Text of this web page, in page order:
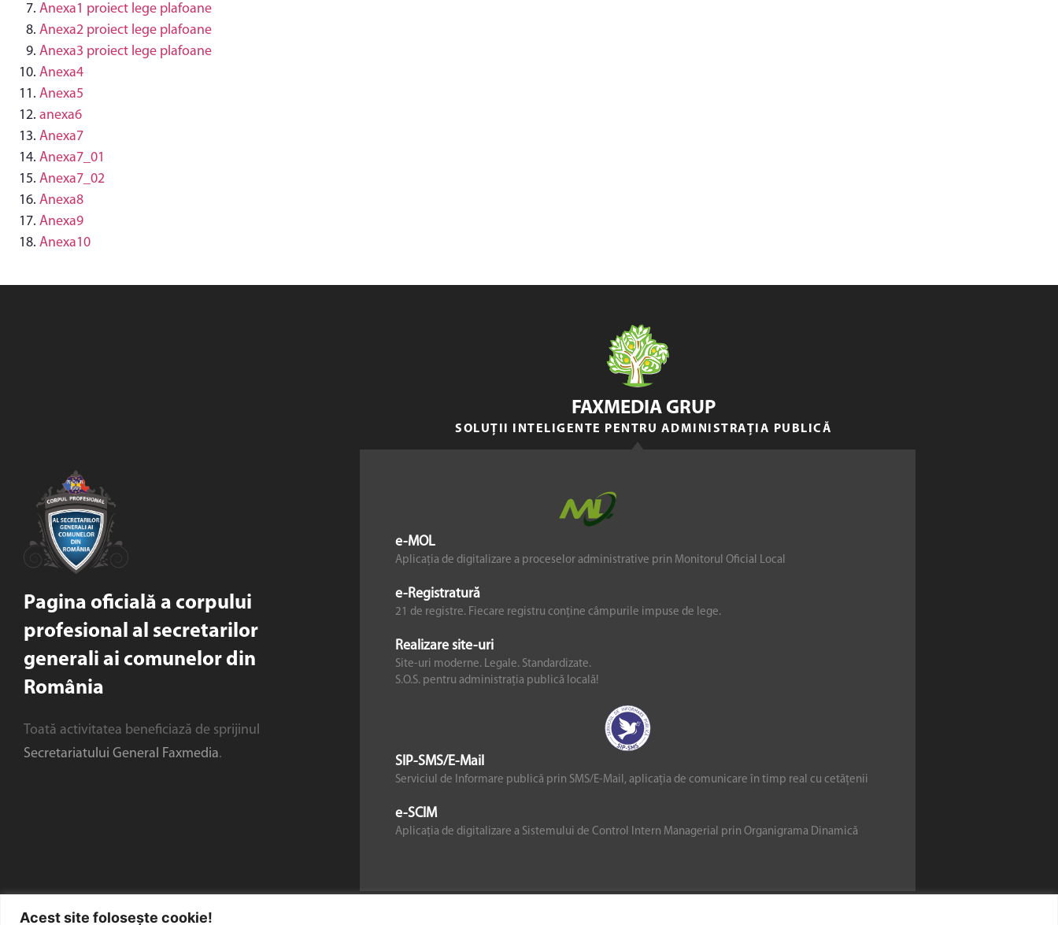
Acest site folosește cookie!
Anexa1 proiect lege plafoane
Anexa2 proiect lege plafoane
Anexa3 proiect lege plafoane
Anexa4
Anexa5
anexa6
Anexa7
Anexa7_01
Anexa7_02
Anexa8
Anexa9
Anexa10
Pagina oficială a corpului
profesional al secretarilor
generali ai comunelor din
România
Toată activitatea beneficiază de sprijinul
Secretariatului General Faxmedia.
e-MOL
Aplicația de digitalizare a proceselor administrative prin Monitorul Oficial Local
e-Registratură
21 de registre. Fiecare registru conține câmpurile impuse de lege.
Realizare site-uri
Site-uri moderne. Legale. Standardizate.
S.O.S. pentru administrația publică locală!
SIP-SMS/E-Mail
Serviciul de Informare publică prin SMS/E-Mail, aplicația de comunicare în timp real cu cetățenii
e-SCIM
Aplicația de digitalizare a Sistemului de Control Intern Managerial prin Organigrama Dinamică
FAXMEDIA GRUP
SOLUȚII INTELIGENTE PENTRU ADMINISTRAȚIA PUBLICĂ